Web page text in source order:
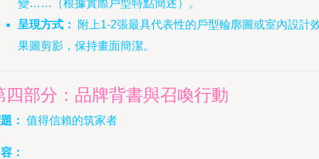
變……（根據實際戶型特點簡述）。
呈現方式：
附上1-2張最具代表性的戶型輪廓圖或室內設計
果圖剪影，保持畫面簡潔。
四部分：品牌背書與召喚行動
： 值得信賴的筑家者
：